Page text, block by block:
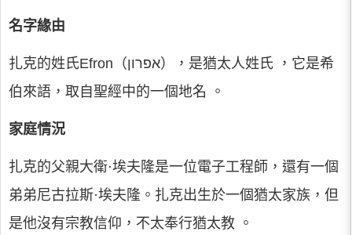
名字緣由
扎克的姓氏Efron（אפרון），是猶太人姓氏 ，它是希
伯來語，取自聖經中的一個地名 。
家庭情況
扎克的父親大衛·埃夫隆是一位電子工程師，還有一個
弟弟尼古拉斯·埃夫隆。扎克出生於一個猶太家族，但
是他沒有宗教信仰，不太奉行猶太教 。